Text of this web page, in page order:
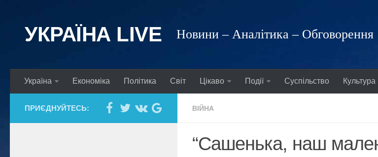
УКРАЇНА LIVE Новини – Аналітика – Обговорення
Україна Економіка Політика Світ Цікаво Події Суспільство Культура
ВІЙНА
“Сашенька, наш
ПРИЄДНУЙТЕСЬ: